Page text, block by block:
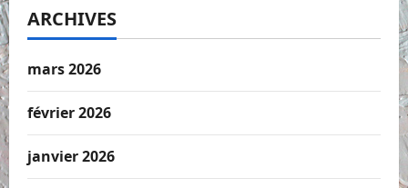
ARCHIVES
mars 2026
février 2026
janvier 2026